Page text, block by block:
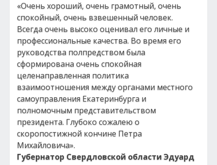
«Очень хороший, очень грамотный, очень
спокойный, очень взвешенный человек.
Всегда очень высоко оценивал его личные и
профессиональные качества. Во время его
руководства полпредством была
сформирована очень спокойная
целенаправленная политика
взаимоотношения между органами местного
самоуправления Екатеринбурга и
полномочным представительством
президента. Глубоко сожалею о
скоропостижной кончине Петра
Михайловича».
Губернатор Свердловской области Эдуард